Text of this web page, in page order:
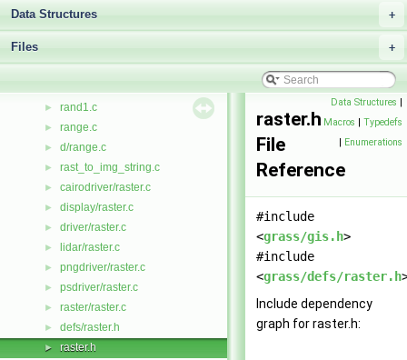
+
Data Structures
+
Files
► queue.h
► quicksort.h
► r_raster.c
► rand1.c
► range.c
► d/range.c
► rast_to_img_string.c
► cairodriver/raster.c
► display/raster.c
► driver/raster.c
► lidar/raster.c
► pngdriver/raster.c
► psdriver/raster.c
► raster/raster.c
► defs/raster.h
► raster.h
Data Structures |
Macros | Typedefs
| Enumerations
raster.h
File
Reference
#include
<grass/gis.h>
#include
<grass/defs/raster.h
Include dependency
graph for raster.h: